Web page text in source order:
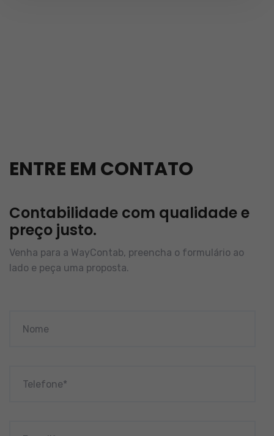
ENTRE EM CONTATO
Contabilidade com qualidade e
preço justo.
Venha para a WayContab, preencha o formulário ao
lado e peça uma proposta.